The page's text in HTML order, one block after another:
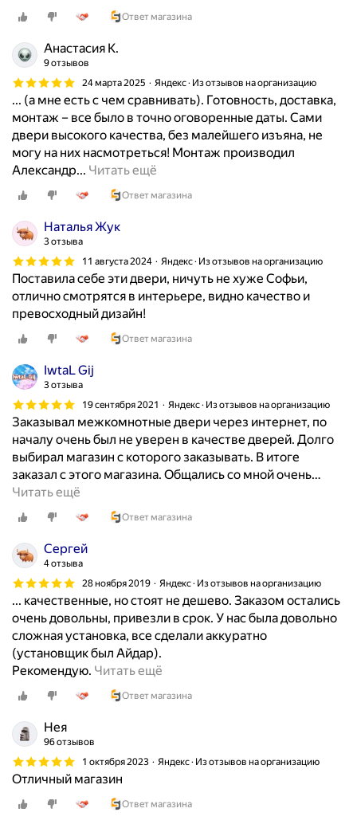
Ответ магазина
Анастасия К.
9 отзывов
24 марта 2025
Яндекс · Из отзывов на организацию
... (а мне есть с чем сравнивать). Готовность, доставка,
монтаж – все было в точно оговоренные даты. Сами
двери высокого качества, без малейшего изъяна, не
могу на них насмотреться! Монтаж производил
Александр... Читать ещё
а
ю
п
з
т
ь
н
т
м
п
а
н
и
и
С
у
з
Ответ магазина
Наталья Жук
3 отзыва
11 августа 2024
Яндекс · Из отзывов на организацию
Поставила себе эти двери, ничуть не хуже Софьи,
отлично смотрятся в интерьере, видно качество и
превосходный дизайн!
Ответ магазина
IwtaL Gij
3 отзыва
19 сентября 2021
Яндекс · Из отзывов на организацию
Заказывал межкомнотные двери через интернет, по
началу очень был не уверен в качестве дверей. Долго
выбирал магазин с которого заказывать. В итоге
заказал с этого магазина. Общались со мной очень…
Читать ещё
Ответ магазина
Сергей
4 отзыва
28 ноября 2019
Яндекс · Из отзывов на организацию
... качественные, но стоят не дешево. Заказом остались
очень довольны, привезли в срок. У нас была довольно
сложная установка, все сделали аккуратно
(установщик был Айдар).
Рекомендую. Читать ещё
а
о
Ответ магазина
Нея
96 отзывов
1 октября 2023
Яндекс · Из отзывов на организацию
Отличный магазин
Ответ магазина